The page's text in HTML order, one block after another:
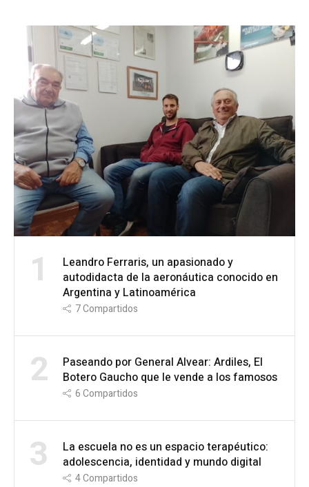
1
Leandro Ferraris, un apasionado y
autodidacta de la aeronáutica conocido en
Argentina y Latinoamérica
7Compartidos
2
Paseando por General Alvear: Ardiles, El
Botero Gaucho que le vende a los famosos
6Compartidos
3
La escuela no es un espacio terapéutico:
adolescencia, identidad y mundo digital
4Compartidos